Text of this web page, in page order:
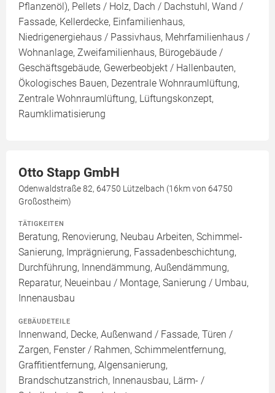
Pflanzenöl), Pellets / Holz, Dach / Dachstuhl, Wand /
Fassade, Kellerdecke, Einfamilienhaus,
Niedrigenergiehaus / Passivhaus, Mehrfamilienhaus /
Wohnanlage, Zweifamilienhaus, Bürogebäude /
Geschäftsgebäude, Gewerbeobjekt / Hallenbauten,
Ökologisches Bauen, Dezentrale Wohnraumlüftung,
Zentrale Wohnraumlüftung, Lüftungskonzept,
Raumklimatisierung
Otto Stapp GmbH
Odenwaldstraße 82, 64750 Lützelbach (16km von 64750
Großostheim)
TÄTIGKEITEN
Beratung, Renovierung, Neubau Arbeiten, Schimmel-
Sanierung, Imprägnierung, Fassadenbeschichtung,
Durchführung, Innendämmung, Außendämmung,
Reparatur, Neueinbau / Montage, Sanierung / Umbau,
Innenausbau
GEBÄUDETEILE
Innenwand, Decke, Außenwand / Fassade, Türen /
Zargen, Fenster / Rahmen, Schimmelentfernung,
Graffitientfernung, Algensanierung,
Brandschutzanstrich, Innenausbau, Lärm- /